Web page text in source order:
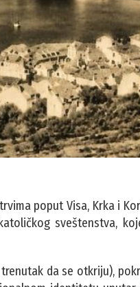
poput Visa, Krka i
sveštenstva,
da se otkriju),